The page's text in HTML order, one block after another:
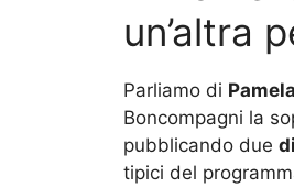
un’altra
Parliamo di
Boncompagni la
pubblicando due
tipici del